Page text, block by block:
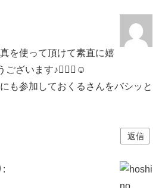
を使って頂けて素直に嬉
ざいます♪🙇🏻‍♂️☺️
も参加しておくるさんをバシッと
返信
: